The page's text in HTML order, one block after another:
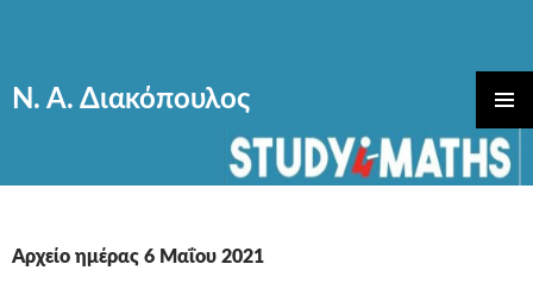
Ν. Α. Διακόπουλος
ΚΎΡΙΟ
ΜΕΝΟΎ
Αρχείο ημέρας 6 Μαΐου 2021